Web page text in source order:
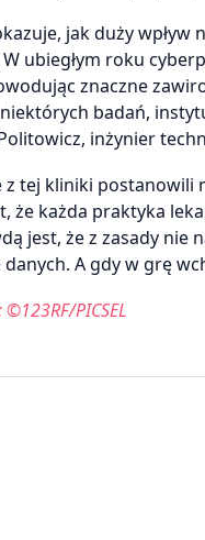
jak duży
ubiegłym roku
znaczne
niektórych badań,
inżynier
z tej kliniki
każda praktyka
jest, że z zasady
A gdy w grę
PICSEL